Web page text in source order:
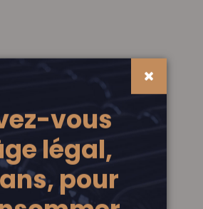
DANS LA
:
vous
légal,
pour